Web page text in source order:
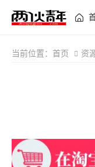
当前位置： 首页 资